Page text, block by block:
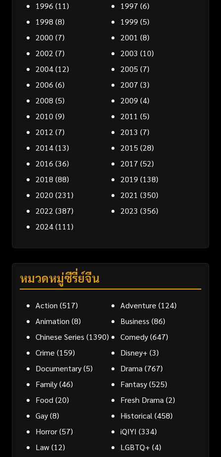
1996 (11) 1997 (6)
1998 (8) 1999 (5)
2000 (7) 2001 (8)
2002 (7) 2003 (10)
2004(12) 2005 (7)
2006 (6) 2007 (3)
2008 (5) 2009 (4)
2010 (9) 2011 (5)
2012 (7) 2013 (7)
2014(13) 2015 (28)
2016 (36) 2017 (52)
2018 (88) 2019 (138)
2020 (231) 2021 (350)
2022 (387) 2023 (356)
2024(111)
หมวดหมู่ซีรี่ย์จีน
Action (517) Adventure (124)
Animation (8) Business (86)
Chinese Series (1390) Comedy(647)
Crime (159) Disney+ (3)
Documentary(5) Drama (767)
Family(46) Fantasy(525)
Food (20) Fresh Drama (2)
Gay(8) Historical (458)
Horror(57) iQIYI (334)
Law(12) LGBTQ+ (4)